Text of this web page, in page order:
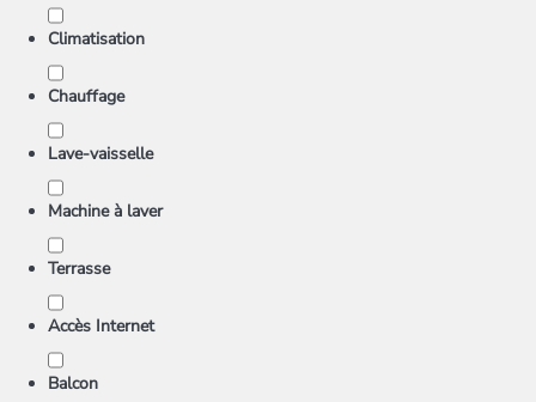
Climatisation
Chauffage
Lave-vaisselle
Machine à laver
Terrasse
Accès Internet
Balcon